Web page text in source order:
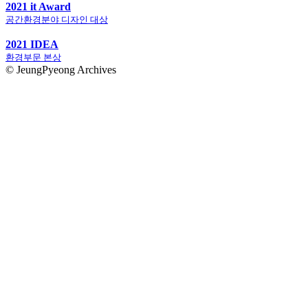
2021 it Award
공간환경분야 디자인 대상
2021 IDEA
환경부문 본상
© JeungPyeong Archives